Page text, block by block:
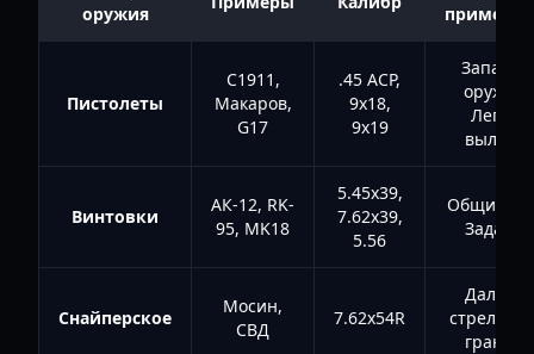
оружия
Пистолеты
C1911,
Макаров,
G17
.45 ACP,
9x18,
9x19
оружие
Легкие
вылазки
Винтовки
АК-12, RK-
95, MK18
5.45x39,
7.62x39,
5.56
Общий
Задания
Снайперское
Мосин,
СВД
7.62x54R
Дальняя
стрельба
границе